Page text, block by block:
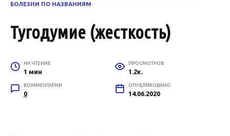
БОЛЕЗНИ ПО НАЗВАНИЯМ
Тугодумие (жесткость)
НА ЧТЕНИЕ
1 мин
ПРОСМОТРОВ
1.2к.
КОММЕНТАРИИ
0
ОПУБЛИКОВАНО
14.06.2020